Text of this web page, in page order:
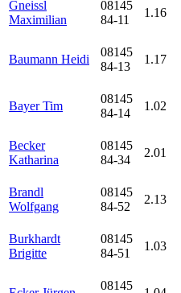
Gneissl
Maximilian
08145
84-11
1.16
Baumann Heidi
08145
84-13
1.17
Bayer Tim
08145
84-14
1.02
Becker
Katharina
08145
84-34
2.01
Brandl
Wolfgang
08145
84-52
2.13
Burkhardt
Brigitte
08145
84-51
1.03
08145